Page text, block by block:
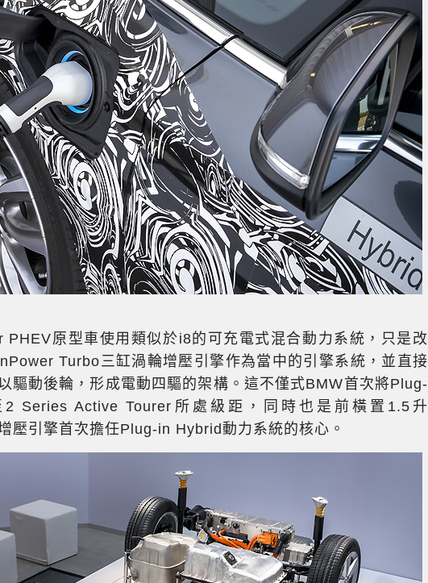
原型車使用類似於i8的可充電式混合動力系統，只是改
Turbo三缸渦輪增壓引擎作為當中的引擎系統，並直接
驅動後輪，形成電動四驅的架構。這不僅式BMW首次將Plug-
Series Active Tourer所處級距，同時也是前橫置1.5升
壓引擎首次擔任Plug-in Hybrid動力系統的核心。